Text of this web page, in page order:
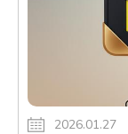
2026.01.27